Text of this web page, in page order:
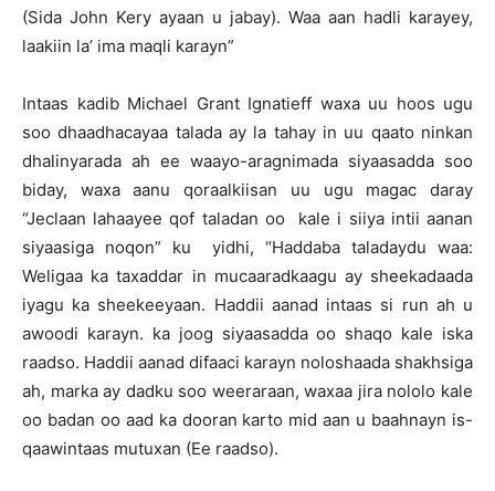
(Sida John Kery ayaan u jabay). Waa aan hadli karayey,
laakiin la’ ima maqli karayn”
Intaas kadib Michael Grant Ignatieff waxa uu hoos ugu
soo dhaadhacayaa talada ay la tahay in uu qaato ninkan
dhalinyarada ah ee waayo-aragnimada siyaasadda soo
biday, waxa aanu qoraalkiisan uu ugu magac daray
“Jeclaan lahaayee qof taladan oo kale i siiya intii aanan
siyaasiga noqon” ku yidhi, “Haddaba taladaydu waa:
Weligaa ka taxaddar in mucaaradkaagu ay sheekadaada
iyagu ka sheekeeyaan. Haddii aanad intaas si run ah u
awoodi karayn. ka joog siyaasadda oo shaqo kale iska
raadso. Haddii aanad difaaci karayn noloshaada shakhsiga
ah, marka ay dadku soo weeraraan, waxaa jira nololo kale
oo badan oo aad ka dooran karto mid aan u baahnayn is-
qaawintaas mutuxan (Ee raadso).